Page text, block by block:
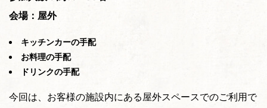
会場：屋外
キッチンカーの手配
お料理の手配
ドリンクの手配
今回は、お客様の施設内にある屋外スペースでのご利用で